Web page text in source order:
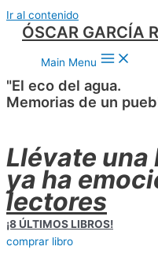
Ir al contenido
ÓSCAR GARCÍA
Main Menu
"El eco del agua.
Memorias de un
Llévate una
ya ha
lectores
¡8 ÚLTIMOS LIBROS!
comprar libro